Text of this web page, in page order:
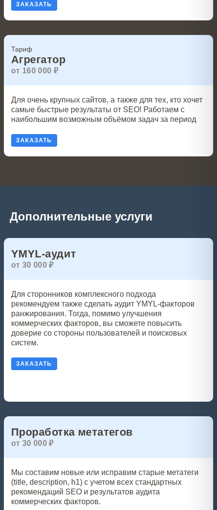
ЗАКАЗАТЬ
Тариф
Агрегатор
от 160 000 ₽
Для очень крупных сайтов, а также для тех, кто хочет
самые быстрые результаты от SEO! Работаем с
наибольшим возможным объёмом задач за период
ЗАКАЗАТЬ
Дополнительные услуги
YMYL-аудит
от 30 000 ₽
Для сторонников комплексного подхода
рекомендуем также сделать аудит YMYL-факторов
ранжирования. Тогда, помимо улучшения
коммерческих факторов, вы сможете повысить
доверие со стороны пользователей и поисковых
систем.
ЗАКАЗАТЬ
Проработка метатегов
от 30 000 ₽
Мы составим новые или исправим старые метатеги
(title, description, h1) с учетом всех стандартных
рекомендаций SEO и результатов аудита
коммерческих факторов.